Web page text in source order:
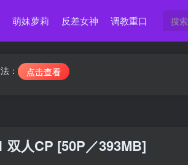
萌妹萝莉 反差女神 调教重口
： 点击查看
双人CP [50P／393MB]